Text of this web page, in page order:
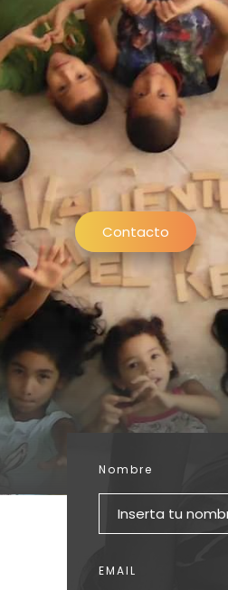
Contacto
Nombre
EMAIL